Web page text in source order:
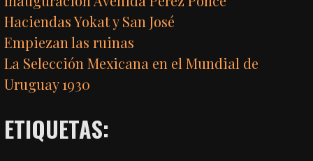
Haciendas Yokat y San José
Empiezan las ruinas
La Selección Mexicana en el Mundial de
Uruguay 1930
ETIQUETAS: